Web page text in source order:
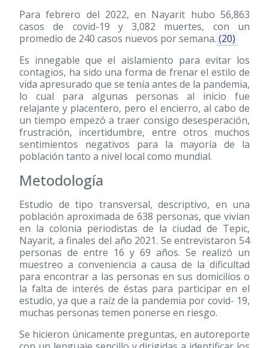
Para febrero del 2022, en Nayarit hubo 56,863
casos de covid-19 y 3,082 muertes, con un
promedio de 240 casos nuevos por semana. (20)
Es innegable que el aislamiento para evitar los
contagios, ha sido una forma de frenar el estilo de
vida apresurado que se tenía antes de la pandemia,
lo cual para algunas personas al inicio fue
relajante y placentero, pero el encierro, al cabo de
un tiempo empezó a traer consigo desesperación,
frustración, incertidumbre, entre otros muchos
sentimientos negativos para la mayoría de la
población tanto a nivel local como mundial.
Metodología
Estudio de tipo transversal, descriptivo, en una
población aproximada de 638 personas, que vivían
en la colonia periodistas de la ciudad de Tepic,
Nayarit, a finales del año 2021. Se entrevistaron 54
personas de entre 16 y 69 años. Se realizó un
muestreo a conveniencia a causa de la dificultad
para encontrar a las personas en sus domicilios o
la falta de interés de éstas para participar en el
estudio, ya que a raíz de la pandemia por covid- 19,
muchas personas temen ponerse en riesgo.
Se hicieron únicamente preguntas, en autoreporte